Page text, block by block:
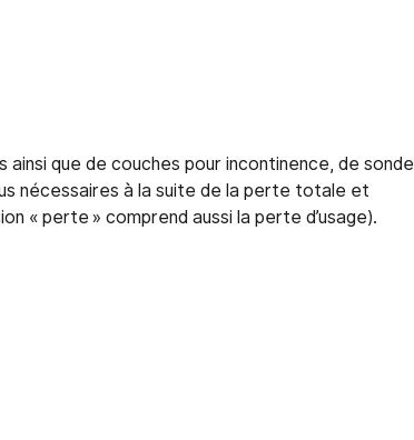
que de couches pour incontinence, de
nécessaires à la suite de la perte totale et
« perte » comprend aussi la perte d’usage).